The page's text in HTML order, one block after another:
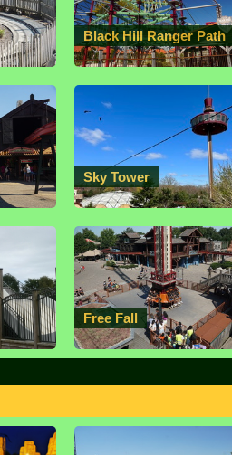
Black Hill Ranger Path
Sky Tower
Free Fall